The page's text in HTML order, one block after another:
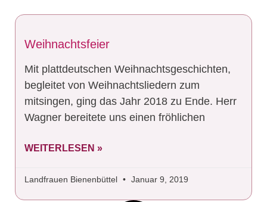
Weihnachtsfeier
Mit plattdeutschen Weihnachtsgeschichten,
begleitet von Weihnachtsliedern zum
mitsingen, ging das Jahr 2018 zu Ende. Herr
Wagner bereitete uns einen fröhlichen
WEITERLESEN »
Landfrauen Bienenbüttel Januar 9, 2019